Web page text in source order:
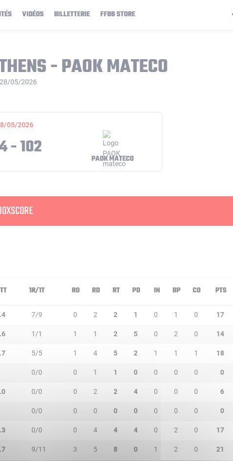
VIDÉOS BILLETTERIE FFBB STORE
- PAOK MATECO
28/05/2026
05/2026
- 102 PAOK MATECO
1R/1T RO RD RT PD IN BP CO PTS
7/9 0 2 2 1 0 1 0 17
1/1 1 1 2 5 0 2 0 14
5/5 1 4 5 2 1 1 1 18
0/0 0 1 1 0 0 0 0 0
0/0 0 2 2 4 0 0 0 6
0/0 0 0 0 0 0 0 0 0
0/0 0 4 4 4 0 2 0 17
9/11 3 5 8 0 1 2 0 21